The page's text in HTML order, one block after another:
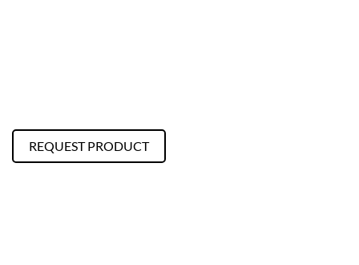
REQUEST PRODUCT